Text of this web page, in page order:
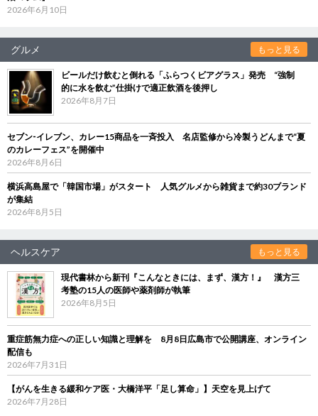
2026年6月10日
グルメ もっと見る
ビールだけ飲むと倒れる「ふらつくビアグラス」発売 “強制
的に水を飲む”仕掛けで適正飲酒を後押し
2026年8月7日
セブン‐イレブン、カレー15商品を一斉投入 名店監修から冷製うどんまで“夏
のカレーフェス”を開催中
2026年8月6日
横浜高島屋で「韓国市場」がスタート 人気グルメから雑貨まで約30ブランド
が集結
2026年8月5日
ヘルスケア もっと見る
現代書林から新刊『こんなときには、まず、漢方！』 漢方三
考塾の15人の医師や薬剤師が執筆
2026年8月5日
重症筋無力症への正しい知識と理解を 8月8日広島市で公開講座、オンライン
配信も
2026年7月31日
【がんを生きる緩和ケア医・大橋洋平「足し算命」】天空を見上げて
2026年7月28日